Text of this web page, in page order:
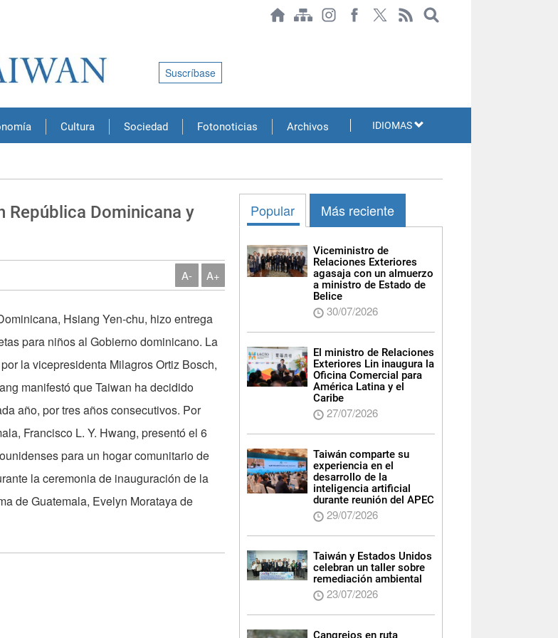
Cultura Sociedad Fotonoticias Archivos
Suscríbase
IDIOMAS
República Dominicana y
A- A+
Hsiang Yen-chu, hizo entrega
para niños al Gobierno dominicano. La
la vicepresidenta Milagros Ortiz Bosch,
manifestó que Taiwan ha decidido
año, por tres años consecutivos. Por
Francisco L. Y. Hwang, presentó el 6
para un hogar comunitario de
la ceremonia de inauguración de la
de Guatemala, Evelyn Morataya de
Popular Más reciente
Viceministro de
Relaciones Exteriores
agasaja con un almuerzo
a ministro de Estado de
Belice
30/07/2026
El ministro de Relaciones
Exteriores Lin inaugura la
Oficina Comercial para
América Latina y el
Caribe
27/07/2026
Taiwán comparte su
experiencia en el
desarrollo de la
inteligencia artificial
durante reunión del APEC
29/07/2026
Taiwán y Estados Unidos
celebran un taller sobre
remediación ambiental
23/07/2026
Cangrejos en ruta